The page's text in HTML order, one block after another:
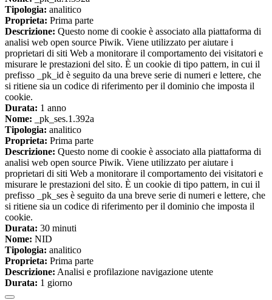
Tipologia: analitico
Proprieta: Prima parte
Descrizione: Questo nome di cookie è associato alla piattaforma di
analisi web open source Piwik. Viene utilizzato per aiutare i
proprietari di siti Web a monitorare il comportamento dei visitatori e
misurare le prestazioni del sito. È un cookie di tipo pattern, in cui il
prefisso _pk_id è seguito da una breve serie di numeri e lettere, che
si ritiene sia un codice di riferimento per il dominio che imposta il
cookie.
Durata: 1 anno
Nome: _pk_ses.1.392a
Tipologia: analitico
Proprieta: Prima parte
Descrizione: Questo nome di cookie è associato alla piattaforma di
analisi web open source Piwik. Viene utilizzato per aiutare i
proprietari di siti Web a monitorare il comportamento dei visitatori e
misurare le prestazioni del sito. È un cookie di tipo pattern, in cui il
prefisso _pk_ses è seguito da una breve serie di numeri e lettere, che
si ritiene sia un codice di riferimento per il dominio che imposta il
cookie.
Durata: 30 minuti
Nome: NID
Tipologia: analitico
Proprieta: Prima parte
Descrizione: Analisi e profilazione navigazione utente
Durata: 1 giorno